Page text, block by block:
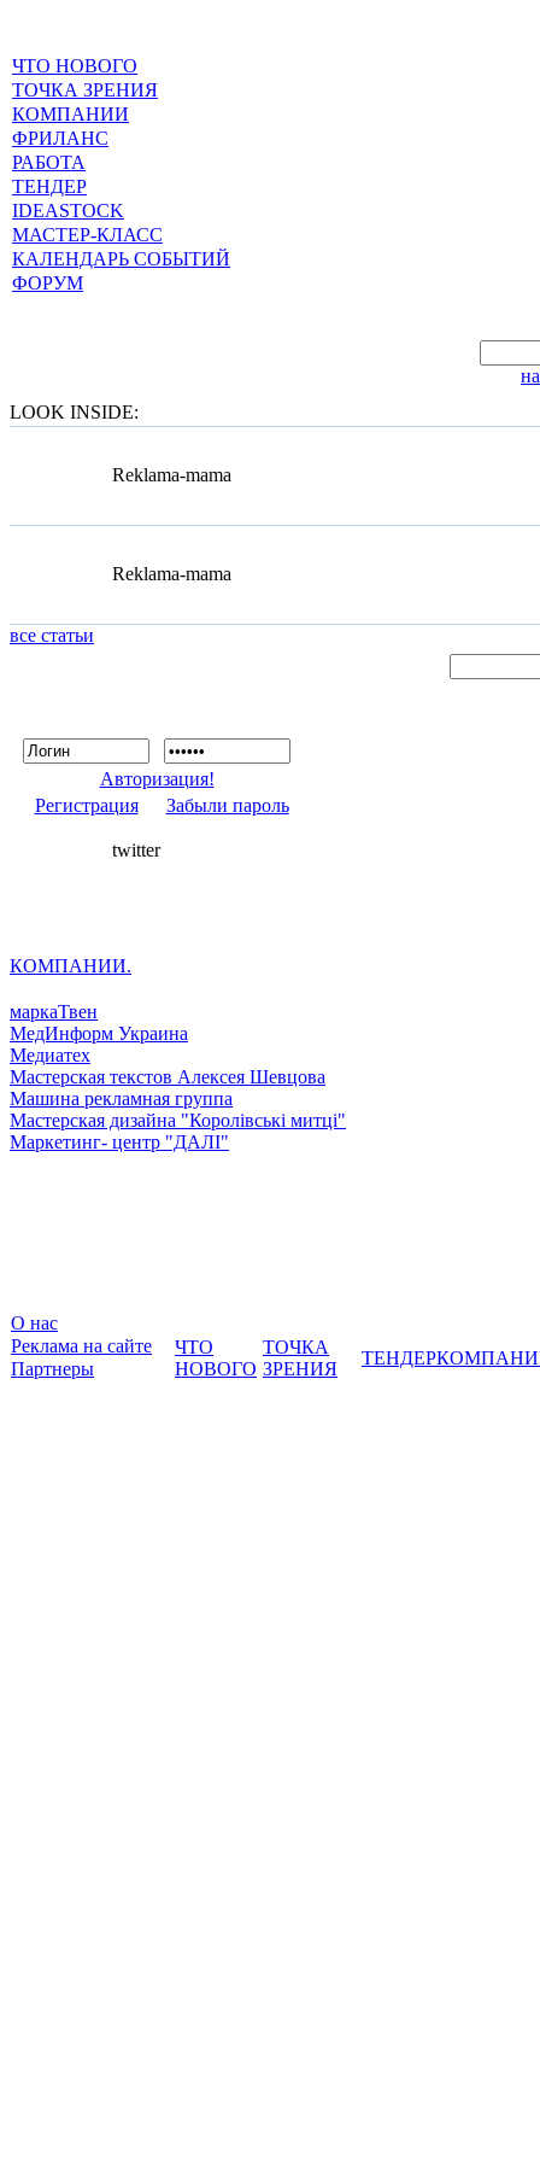
ЧТО НОВОГО
ТОЧКА ЗРЕНИЯ
КОМПАНИИ
ФРИЛАНС
РАБОТА
ТЕНДЕР
IDEASTOCK
МАСТЕР-КЛАСС
КАЛЕНДАРЬ СОБЫТИЙ
ФОРУМ
LOOK INSIDE:
Reklama-mama
Reklama-mama
все статьи
Авторизация!
Регистрация
Забыли пароль
twitter
КОМПАНИИ.
маркаТвен
МедИнформ Украина
Медиатех
Мастерская текстов Алексея Шевцова
Машина рекламная группа
Мастерская дизайна "Королівські митці"
Маркетинг- центр "ДАЛІ"
О нас
Реклама на сайте
Партнеры
ЧТО
НОВОГО
ТОЧКА
ЗРЕНИЯ
ТЕНДЕР